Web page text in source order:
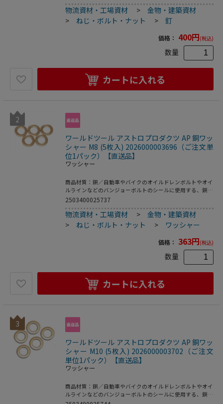
物流資材・工場資材 >金物・建築資材
> ねじ・ボルト・ナット >釘
価格： 400円(税込)
数量
カートに入れる
2
ワールドツール アストロプロダクツ AP 銅ワッ
シャー M8 (5枚入) 2026000003696（ご注文単
位1パック）【直送品】
ワッシャー
商品材質：銅／自動車やバイクのオイルドレンボルトやオイ
ルラインなどのバンジョーボルトのシールに使用する、銅製
のワッシャーです。
2503400025737
物流資材・工場資材 >金物・建築資材
> ねじ・ボルト・ナット > ワッシャー
価格： 363円(税込)
数量
カートに入れる
3
ワールドツール アストロプロダクツ AP 銅ワッ
シャー M10 (5枚入) 2026000003702（ご注文
単位1パック）【直送品】
ワッシャー
商品材質：銅／自動車やバイクのオイルドレンボルトやオイ
ルラインなどのバンジョーボルトのシールに使用する、銅製
のワッシャーです。